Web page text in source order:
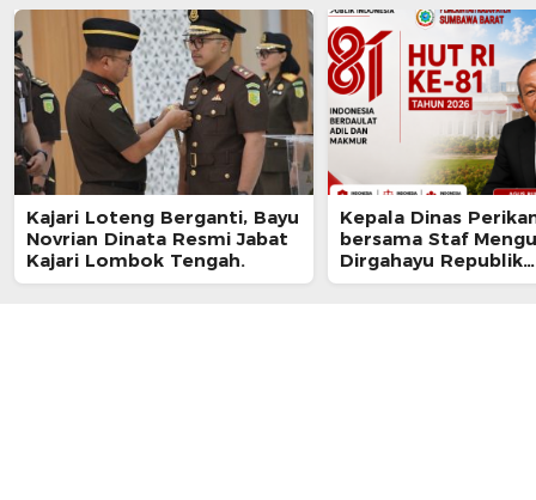
Kajari Loteng Berganti, Bayu
Novrian Dinata Resmi Jabat
Kajari Lombok Tengah.
Kepala Dinas
bersama Staf
Dirgahayu Republik
Indonesia ke-81